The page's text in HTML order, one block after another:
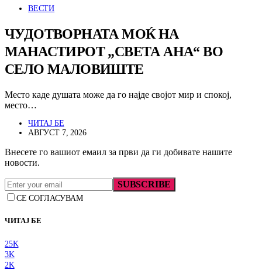
ВЕСТИ
ЧУДОТВОРНАТА МОЌ НА
МАНАСТИРОТ „СВЕТА АНА“ ВО
СЕЛО МАЛОВИШТЕ
Место каде душата може да го најде својот мир и спокој,
место…
ЧИТАЈ БЕ
АВГУСТ 7, 2026
Внесете го вашиот емаил за први да ги добивате нашите
новости.
SUBSCRIBE
СЕ СОГЛАСУВАМ
ЧИТАЈ БЕ
25K
3K
2K